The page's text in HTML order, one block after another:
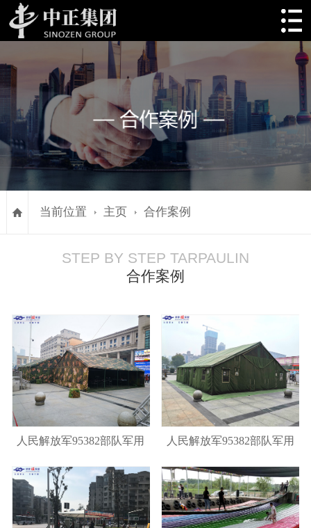
当前位置 主页 合作案例
STEP BY STEP TARPAULIN
合作案例
人民解放军95382部队军用
帐篷案例
人民解放军95382部队军用
帐篷案例